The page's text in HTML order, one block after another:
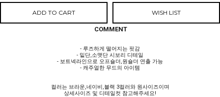
ADD TO CART WISH LIST
COMMENT
- 루즈하게 떨어지는 핏감
- 밑단,소맷단 시보리 디테일
- 보트넥라인으로 오프숄더,원숄더 연출 가능
- 캐주얼한 무드의 아이템
컬러는 브라운,네이비,블랙 3컬러와 원사이즈이며
상세사이즈 및 디테일컷 참고해주세요!